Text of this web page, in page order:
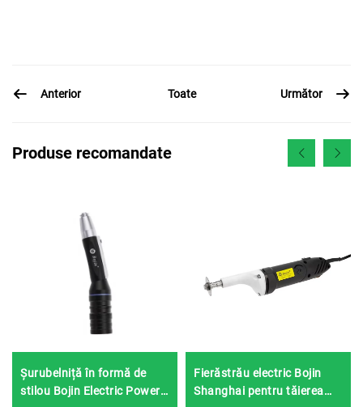
Anterior Toate Următor
Produse recomandate
Șurubelniță în formă de
stilou Bojin Electric Power
Fierăstrău electric Bojin
Shanghai pentru tăierea